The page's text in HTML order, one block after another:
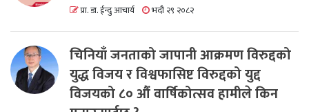
प्रा. डा. ईन्दु आचार्य भदौ २९ २०८२
चिनियाँ जनताको जापानी आक्रमण विरुद्दको
युद्ध विजय र विश्वफासिष्ट विरुद्दको युद्द
विजयको ८० औं वार्षिकोत्सव हामीले किन